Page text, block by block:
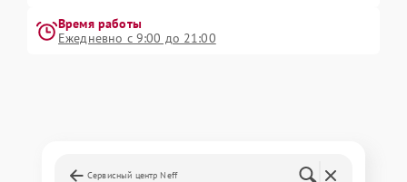
Время работы
Ежедневно с 9:00 до 21:00
Сервисный центр Neff